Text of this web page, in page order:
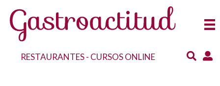
RESTAURANTES- CURSOS ONLINE